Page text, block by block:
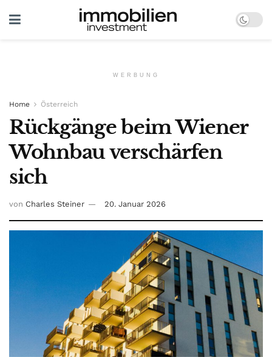
WERBUNG
Home Österreich
Rückgänge beim Wiener
Wohnbau verschärfen
sich
von Charles Steiner 20. Januar 2026